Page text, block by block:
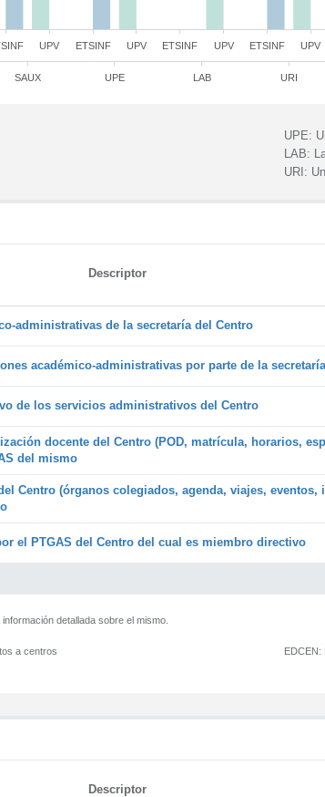
ETSINF ETSINF ETSINF
UPV UPV UPV UPV
SAUX UPE LAB URI
UPE:
LAB:
URI:
Descriptor
administrativas de la secretaría del Centro
académico-administrativas por parte de la
de los servicios administrativos del Centro
docente del Centro (POD, matrícula, horarios,
del mismo
Centro (órganos colegiados, agenda, viajes, eventos,
el PTGAS del Centro del cual es miembro directivo
detallada sobre el mismo.
a centros
EDCEN:
Descriptor